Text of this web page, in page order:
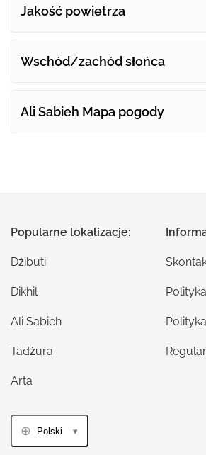
Jakość powietrza
Wschód/zachód słońca
Ali Sabieh Mapa pogody
Popularne lokalizacje:
Dżibuti
Dikhil
Ali Sabieh
Tadżura
Arta
Polski